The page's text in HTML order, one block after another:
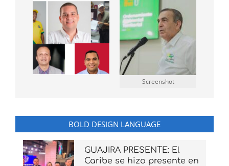
Screenshot
BOLD DESIGN LANGUAGE
GUAJIRA PRESENTE: El
Caribe se hizo presente en